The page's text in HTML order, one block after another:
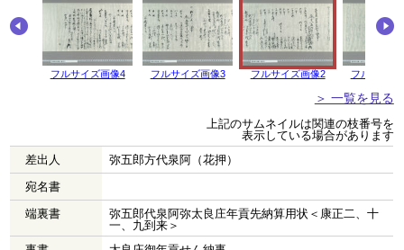
フルサイズ画像4 フルサイズ画像3 フルサイズ画像2 フルサイズ
＞ 一覧を見る
上記のサムネイルは関連の枝番号を
表示している場合があります
差出人
弥五郎方代泉阿（花押）
宛名書
端裏書
弥五郎代泉阿弥太良庄年貢先納算用状＜康正二、十
一、九到来＞